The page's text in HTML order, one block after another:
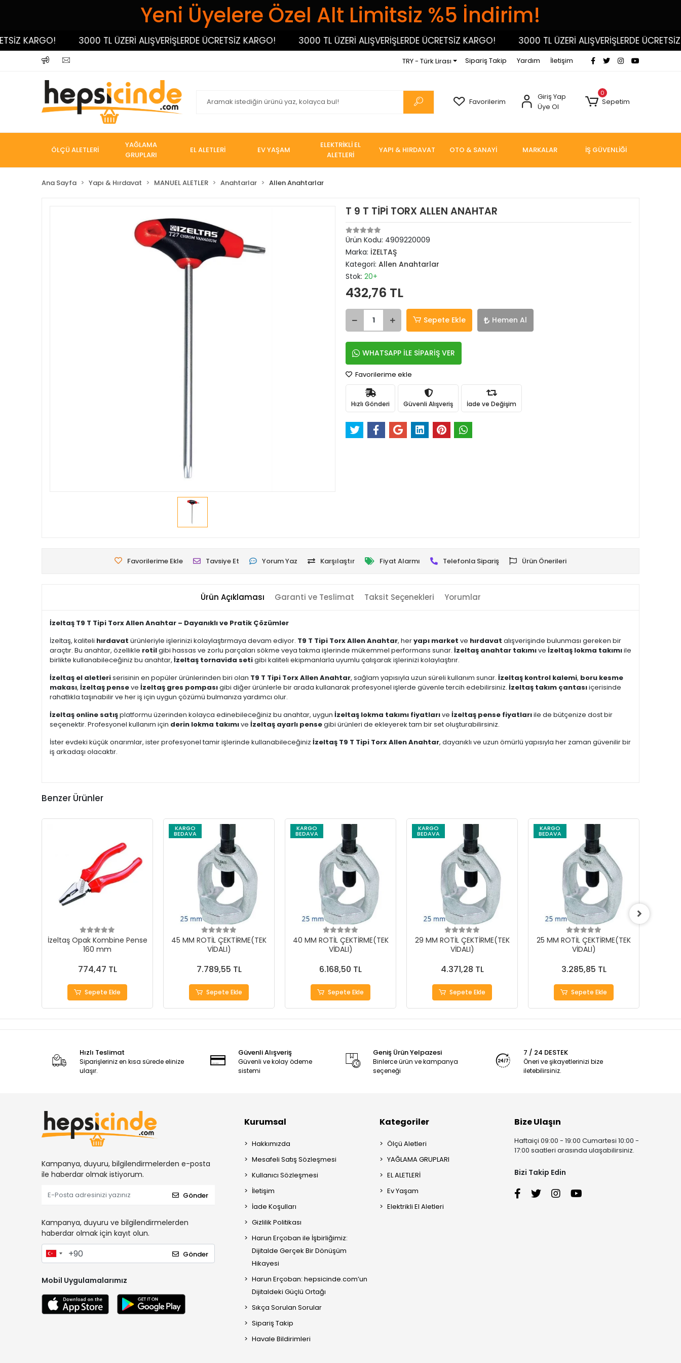
Yeni Üyelere Özel Alt Limitsiz %5 İndirim!
KARGO! 3000 TL ÜZERİ ALIŞVERİŞLERDE ÜCRETSİZ KARGO! 3000 TL ÜZERİ ALIŞVERİŞLERDE ÜCRETSİZ KARGO! 3000 TL ÜZERİ ALIŞVERİŞLERDE ÜCRETSİZ
TRY - Türk Lirası Sipariş Takip Yardım İletişim
Favorilerim
Giriş Yap
Üye Ol
0
Sepetim
ÖLÇÜ ALETLERİ
YAĞLAMA
GRUPLARI
EL ALETLERİ EV YAŞAM
ELEKTRİKLİ EL
ALETLERİ
YAPI & HIRDAVAT OTO & SANAYİ MARKALAR İŞ GÜVENLİĞİ
Ana Sayfa Yapı & Hırdavat MANUEL ALETLER Anahtarlar Allen Anahtarlar
T 9 T TİPİ TORX ALLEN ANAHTAR
Ürün Kodu: 4909220009
Marka: İZELTAŞ
Kategori: Allen Anahtarlar
Stok: 20+
432,76 TL
Sepete Ekle Hemen Al
WHATSAPP İLE SİPARİŞ VER
Favorilerime ekle
Hızlı Gönderi Güvenli Alışveriş İade ve Değişim
Favorilerime Ekle Tavsiye Et Yorum Yaz Karşılaştır Fiyat Alarmı Telefonla Sipariş Ürün Önerileri
Ürün Açıklaması Garanti ve Teslimat Taksit Seçenekleri Yorumlar
İzeltaş T9 T Tipi Torx Allen Anahtar – Dayanıklı ve Pratik Çözümler
İzeltaş, kaliteli hırdavat ürünleriyle işlerinizi kolaylaştırmaya devam ediyor. T9 T Tipi Torx Allen Anahtar, heryapı market ve hırdavat alışverişinde bulunması gereken bir
araçtır. Bu anahtar, özellikle rotilgibi hassas ve zorlu parçaları sökme veya takma işlerinde mükemmel performans sunar. İzeltaş anahtar takımıve İzeltaş lokma takımıile
birlikte kullanabileceğiniz bu anahtar, İzeltaş tornavida setigibi kaliteli ekipmanlarla uyumlu çalışarak işlerinizi kolaylaştırır.
İzeltaş el aletleriserisinin en popüler ürünlerinden biri olan T9 T Tipi Torx Allen Anahtar, sağlam yapısıyla uzun süreli kullanım sunar. İzeltaş kontrol kalemi, boru kesme
makası, İzeltaş penseve İzeltaş gres pompasıgibi diğer ürünlerle bir arada kullanarak profesyonel işlerde güvenle tercih edebilirsiniz. İzeltaş takım çantasıiçerisinde
rahatlıkla taşınabilir ve her iş için uygun çözümü bulmanıza yardımcı olur.
İzeltaş online satışplatformu üzerinden kolayca edinebileceğiniz bu anahtar, uygun İzeltaş lokma takımı fiyatlarıve İzeltaş pense fiyatlarıile de bütçenize dost bir
seçenektir. Profesyonel kullanım için derin lokma takımıve İzeltaş ayarlı pensegibi ürünleri de ekleyerek tam bir set oluşturabilirsiniz.
İster evdeki küçük onarımlar, ister profesyonel tamir işlerinde kullanabileceğiniz İzeltaş T9 T Tipi Torx Allen Anahtar, dayanıklı ve uzun ömürlü yapısıyla her zaman güvenilir bir
iş arkadaşı olacaktır.
Benzer Ürünler
İzeltaş Opak Kombine Pense
160 mm
774,47 TL
Sepete Ekle
KARGO
BEDAVA
45 MM ROTİL ÇEKTİRME(TEK
VİDALI)
7.789,55 TL
Sepete Ekle
KARGO
BEDAVA
40 MM ROTİL ÇEKTİRME(TEK
VİDALI)
6.168,50 TL
Sepete Ekle
KARGO
BEDAVA
29 MM ROTİL ÇEKTİRME(TEK
VİDALI)
4.371,28 TL
Sepete Ekle
KARGO
BEDAVA
25 MM ROTİL ÇEKTİRME(TEK
VİDALI)
3.285,85 TL
Sepete Ekle
Hızlı Teslimat
Siparişleriniz en kısa sürede elinize
ulaşır.
Güvenli Alışveriş
Güvenli ve kolay ödeme
sistemi
Geniş Ürün Yelpazesi
Binlerce ürün ve kampanya
seçeneği
7 / 24 DESTEK
Öneri ve şikayetlerinizi bize
iletebilirsiniz.
Kampanya, duyuru, bilgilendirmelerden e-posta
ile haberdar olmak istiyorum.
Gönder
Kampanya, duyuru ve bilgilendirmelerden
haberdar olmak için kayıt olun.
Gönder
Mobil Uygulamalarımız
Kurumsal
Hakkımızda
Mesafeli Satış Sözleşmesi
Kullanıcı Sözleşmesi
İletişim
İade Koşulları
Gizlilik Politikası
Harun Erçoban ile İşbirliğimiz:
Dijitalde Gerçek Bir Dönüşüm
Hikayesi
Harun Erçoban: hepsicinde.com’un
Dijitaldeki Güçlü Ortağı
Sıkça Sorulan Sorular
Sipariş Takip
Havale Bildirimleri
Kategoriler
Ölçü Aletleri
YAĞLAMA GRUPLARI
EL ALETLERİ
Ev Yaşam
Elektrikli El Aletleri
Bize Ulaşın
Haftaiçi 09:00 - 19:00 Cumartesi 10:00 -
17:00 saatleri arasında ulaşabilirsiniz.
Bizi Takip Edin